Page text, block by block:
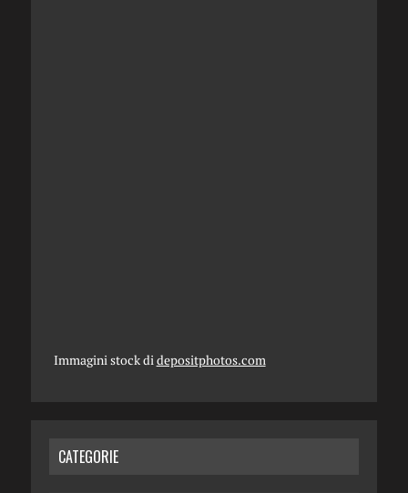
Immagini stock di depositphotos.com
CATEGORIE